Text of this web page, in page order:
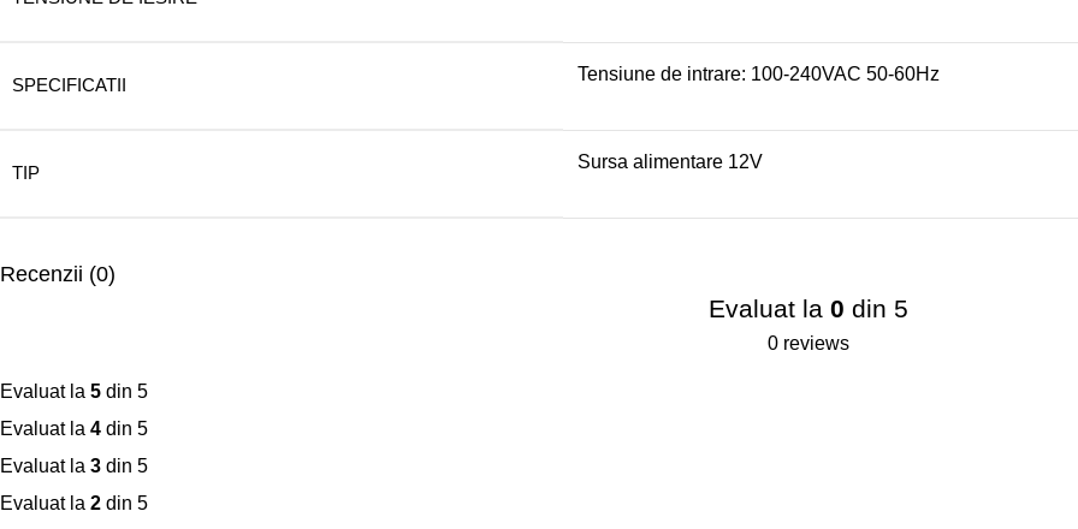
SPECIFICATII
Tensiune de intrare: 100-240VAC 50-60Hz
TIP
Sursa alimentare 12V
Recenzii (0)
Evaluat la 0 din 5
0 reviews
Evaluat la 5 din 5
Evaluat la 4 din 5
Evaluat la 3 din 5
Evaluat la 2 din 5